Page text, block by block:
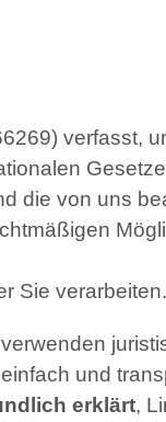
verfasst,
die von uns
Sie verarbeiten.
und
erklärt,